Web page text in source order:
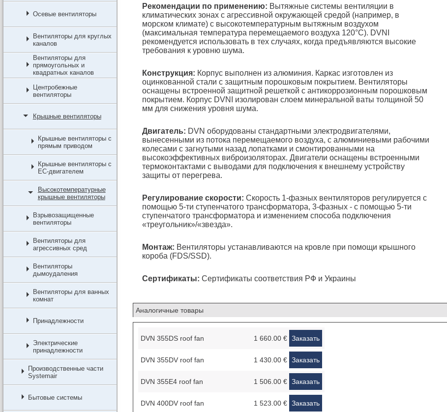
Осевые вентиляторы
Вентиляторы для круглых
каналов
Вентиляторы для
прямоугольных и
квадратных каналов
Центробежные
вентиляторы
Крышные вентиляторы
Крышные вентиляторы с
прямым приводом
Крышные вентиляторы с
EC-двигателем
Высокотемпературные
крышные вентиляторы
Взрывозащищенные
вентиляторы
Вентиляторы для
агрессивных сред
Вентиляторы
дымоудаления
Вентиляторы для ванных
комнат
Принадлежности
Электрические
принадлежности
Производственные части
Systemair
Бытовые системы
Рекомендации по применению: Вытяжные системы вентиляции в
климатических зонах с агрессивной окружающей средой (например, в
морском климате) с высокотемпературным вытяжным воздухом
(максимальная температура перемещаемого воздуха 120°С). DVNI
рекомендуется использовать в тех случаях, когда предъявляются высокие
требования к уровню шума.
Конструкция: Корпус выполнен из алюминия. Каркас изготовлен из
оцинкованной стали с защитным порошковым покрытием. Вентиляторы
оснащены встроенной защитной решеткой с антикоррозионным порошковым
покрытием. Корпус DVNI изолирован слоем минеральной ваты толщиной 50
мм для снижения уровня шума.
Двигатель: DVN оборудованы стандартными электродвигателями,
вынесенными из потока перемещаемого воздуха, с алюминиевыми рабочими
колесами с загнутыми назад лопатками и смонтированными на
высокоэффективных виброизоляторах. Двигатели оснащены встроенными
термоконтактами с выводами для подключения к внешнему устройству
защиты от перегрева.
Регулирование скорости: Скорость 1-фазных вентиляторов регулируется с
помощью 5-ти ступенчатого трансформатора, 3-фазных - с помощью 5-ти
ступенчатого трансформатора и изменением способа подключения
«треугольник»/«звезда».
Монтаж: Вентиляторы устанавливаются на кровле при помощи крышного
короба (FDS/SSD).
Сертификаты: Сертификаты соответствия РФ и Украины
Аналогичные товары
DVN 355DS roof fan 1 660.00 € Заказать
DVN 355DV roof fan 1 430.00 € Заказать
DVN 355E4 roof fan 1 506.00 € Заказать
DVN 400DV roof fan 1 523.00 € Заказать